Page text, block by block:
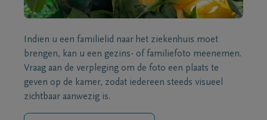
Indien u een familielid naar het ziekenhuis moet
brengen, kan u een gezins- of familiefoto meenemen.
Vraag aan de verpleging om de foto een plaats te
geven op de kamer, zodat iedereen steeds visueel
zichtbaar aanwezig is.